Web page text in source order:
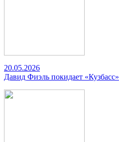
20.05.2026
Давид Фиэль покидает «Кузбасс»